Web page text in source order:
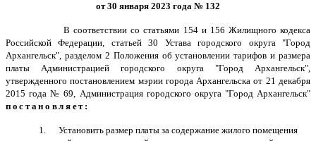
от 30 января 2023 года № 132
В соответствии со статьями 154 и 156 Жилищного кодекса
Российской Федерации, статьей 30 Устава городского округа "Город
Архангельск", разделом 2 Положения об установлении тарифов и размера
платы Администрацией городского округа "Город Архангельск",
утвержденного постановлением мэрии города Архангельска от 21 декабря
2015 года № 69, Администрация городского округа "Город Архангельск"
постановляет :
1. Установить размер платы за содержание жилого помещения